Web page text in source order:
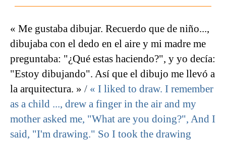
« Me gustaba dibujar. Recuerdo que de niño...,
dibujaba con el dedo en el aire y mi madre me
preguntaba: "¿Qué estas haciendo?", y yo decía:
"Estoy dibujando". Así que el dibujo me llevó a
la arquitectura. » / « I liked to draw. I remember
as a child ..., drew a finger in the air and my
mother asked me, "What are you doing?", And I
said, "I'm drawing." So I took the drawing